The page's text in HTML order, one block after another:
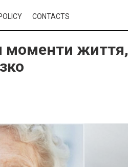
CONTACTS
моменти життя,